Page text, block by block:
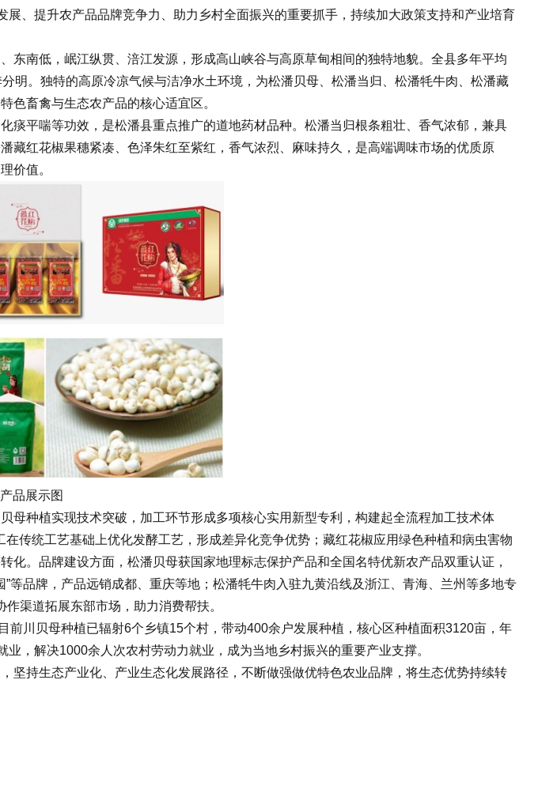
、提升农产品品牌竞争力、助力乡村全面振兴的重要抓手，持续加大政策支持和产业培育
南低，岷江纵贯、涪江发源，形成高山峡谷与高原草甸相间的独特地貌。全县多年平均
。独特的高原冷凉气候与洁净水土环境，为松潘贝母、松潘当归、松潘牦牛肉、松潘藏
色畜禽与生态农产品的核心适宜区。
平喘等功效，是松潘县重点推广的道地药材品种。松潘当归根条粗壮、香气浓郁，兼具
红花椒果穗紧凑、色泽朱红至紫红，香气浓烈、麻味持久，是高端调味市场的优质原
价值。
品展示图
种植实现技术突破，加工环节形成多项核心实用新型专利，构建起全流程加工技术体
传统工艺基础上优化发酵工艺，形成差异化竞争优势；藏红花椒应用绿色种植和病虫害物
。品牌建设方面，松潘贝母获国家地理标志保护产品和全国名特优新农产品双重认证，
等品牌，产品远销成都、重庆等地；松潘牦牛肉入驻九黄沿线及浙江、青海、兰州等多地专
渠道拓展东部市场，助力消费帮扶。
川贝母种植已辐射6个乡镇15个村，带动400余户发展种植，核心区种植面积3120亩，年
，解决1000余人次农村劳动力就业，成为当地乡村振兴的重要产业支撑。
持生态产业化、产业生态化发展路径，不断做强做优特色农业品牌，将生态优势持续转